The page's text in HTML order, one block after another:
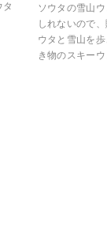
タ
ソウタの雪山
しれないので
ウタと雪山を
き物のスキー